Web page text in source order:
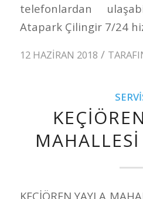
telefonlardan
Atapark Çilingir 7/24
12 HAZIRAN 2018 /
KEÇİÖREN YAYLA